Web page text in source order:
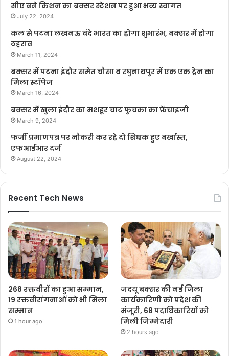
सीए बने किशन का बक्सर स्टेशन पर हुआ भव्य स्वागत
July 22, 2024
कल से पटना लखनऊ वंदे भारत का होगा शुभारंभ, बक्सर में होगा
ठहराव
March 11, 2024
बक्सर में पटना इंदौर समेत चौसा व रघुनाथपुर में एक एक ट्रेन का
मिला स्टॉपेज
March 16, 2024
बक्सर में खुला इंदौर का मशहूर चाट फुचका का फ्रेंचाइजी
March 9, 2024
फर्जी प्रमाणपत्र पर नौकरी कर रहे दो शिक्षक हुए बर्खास्त,
एफआईआर दर्ज
August 22, 2024
Recent Tech News
268 रक्तवीरों का हुआ सम्मान,
19 रक्तवीरांगनाओं को भी मिला
सम्मान
1 hour ago
जदयू बक्सर की नई जिला
कार्यकारिणी को प्रदेश की
मंजूरी, 68 पदाधिकारियों को
मिली जिम्मेदारी
2 hours ago